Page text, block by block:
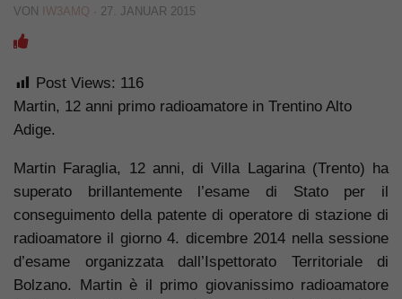
VON IW3AMQ · 27. JANUAR 2015
Post Views: 116
Martin, 12 anni primo radioamatore in Trentino Alto
Adige.
Martin Faraglia, 12 anni, di Villa Lagarina (Trento) ha
superato brillantemente l’esame di Stato per il
conseguimento della patente di operatore di stazione di
radioamatore il giorno 4. dicembre 2014 nella sessione
d’esame organizzata dall’Ispettorato Territoriale di
Bolzano. Martin è il primo giovanissimo radioamatore